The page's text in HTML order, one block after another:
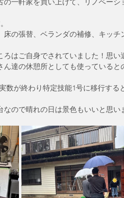
床の張替、ベランダの補修、キッ
はご自身でされていました！思い
達の休憩所としても使っていると
数が終わり特定技能1号に移行する
ので晴れの日は景色もいいと思い